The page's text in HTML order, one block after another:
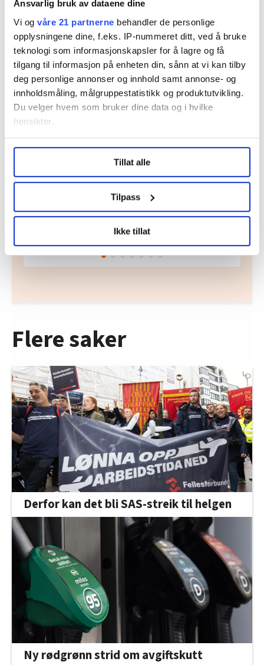
Ansvarlig bruk av dataene dine
Vi og våre 21 partnerne behandler de personlige
opplysningene dine, f.eks. IP-nummeret ditt, ved å bruke
teknologi som informasjonskapsler for å lagre og få
tilgang til informasjon på enheten din, sånn at vi kan tilby
deg personlige annonser og innhold samt annonse- og
innholdsmåling, målgruppestatistikk og produktutvikling.
Du velger hvem som bruker dine data og i hvilke
hensikter.
Undermer infokan du lese om hvordan dine personlige
data behandles og hvordan du kan velge hvordan de skal
brukes. Du kan hele tiden endre eller trekke tilbake ditt
samtykke fra erklæringen om informasjonskapsler.
LO Medias publikasjoner frifagbevegelse.no, hk-nytt.no
og fontene.no bruker informasjonskapsler (cookies) for å
lære hvordan våre nettsider blir brukt slik at vi tilby
nettstedet med LO Medias egne samarbeidspartnere
oversikten lengre ned på denne siden.
Tillat alle
Tilpass
Ikke tillat
Nå:5 stillingsannonser
Regionleder Region Indre Øst
Fellesforbundet
Flere saker
Derfor kan det bli SAS-streik til helgen
Ny rødgrønn strid om avgiftskutt